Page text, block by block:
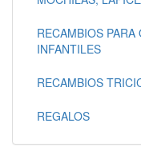
RECAMBIOS
INFANTILES
RECAMBIOS
REGALOS